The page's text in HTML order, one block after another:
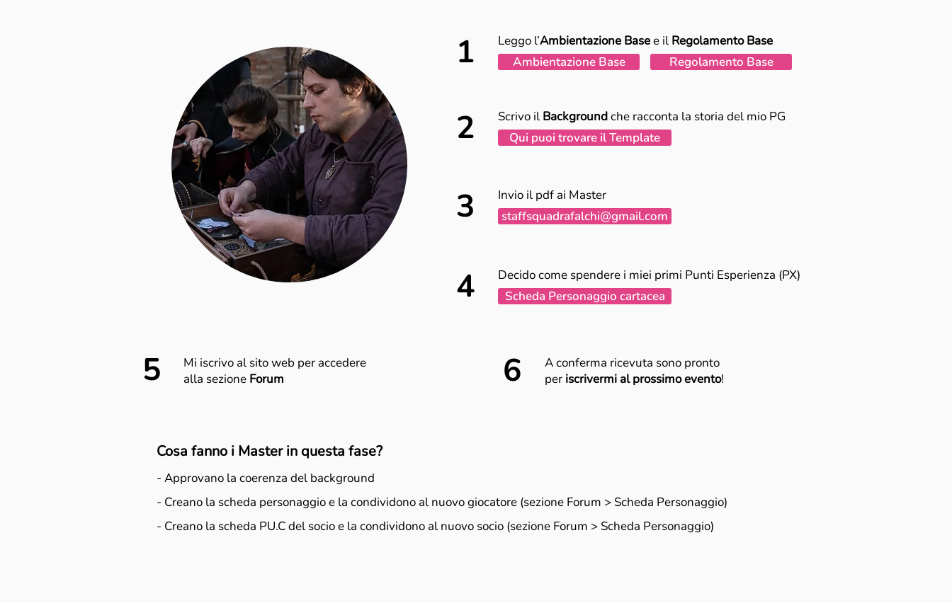
1 Leggo l’Ambientazione Basee il Regolamento Base
Ambientazione Base
Regolamento Base
2 Scrivo il Backgroundche racconta la storia del mio PG
Qui puoi trovare il Template
3
Invio il pdf ai Master
staffsquadrafalchi@gmail.com
4
Decido come spendere i miei primi Punti Esperienza (PX)
Scheda Personaggio cartacea
5
Mi iscrivo al sito web per accedere
alla sezione Forum 6
A conferma ricevuta sono pronto
per iscrivermi al prossimo evento!
Cosa fanno i Master in questa fase?
- Approvano la coerenza del background
- Creano la scheda personaggio e la condividono al nuovo giocatore (sezione Forum > Scheda Personaggio)
- Creano la scheda PU.C del socio e la condividono al nuovo socio (sezione Forum > Scheda Personaggio)